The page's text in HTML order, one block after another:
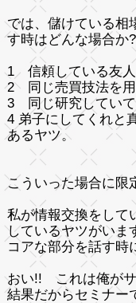
では、儲けている相
す時はどんな場合
1 信頼している友人
2 同じ売買技法を用
3 同じ研究していて
4 弟子にしてくれと
あるヤツ。
こういった場合に限
私が情報交換をして
しているヤツがいま
コアな部分を話す時
おい!! これは俺が
結果だからセミナー